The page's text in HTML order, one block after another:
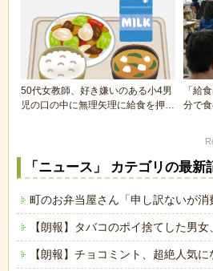
50代女教師、好き嫌いのある小4男
児の口の中に無理矢理に給食を押し
「給
分で
「ニュース」 カテゴリの最新
町のお弁当屋さん「申し訳ないが
【朗報】タバコのポイ捨てした男
【朗報】チョコミント、超絶人気